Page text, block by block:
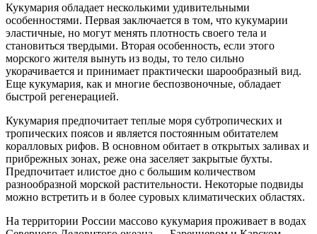
Кукумария обладает несколькими удивительными
особенностями. Первая заключается в том, что кукумарии
эластичные, но могут менять плотность своего тела и
становиться твердыми. Вторая особенность, если этого
морского жителя вынуть из воды, то тело сильно
укорачивается и принимает практически шарообразный вид.
Еще кукумария, как и многие беспозвоночные, обладает
быстрой регенерацией.
Кукумария предпочитает теплые моря субтропических и
тропических поясов и является постоянным обитателем
коралловых рифов. В основном обитает в открытых заливах и
прибрежных зонах, реже она заселяет закрытые бухты.
Предпочитает илистое дно с большим количеством
разнообразной морской растительности. Некоторые подвиды
можно встретить и в более суровых климатических областях.
На территории России массово кукумария проживает в водах